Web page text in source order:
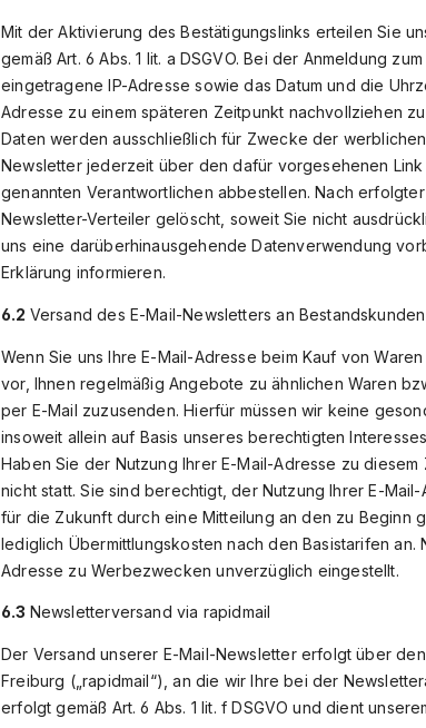
Mit der Aktivierung des Bestätigungslinks erteilen Sie
gemäß Art. 6 Abs. 1 lit. a DSGVO. Bei der Anmeldung
eingetragene IP-Adresse sowie das Datum und die
Adresse zu einem späteren Zeitpunkt nachvollziehen
Daten werden ausschließlich für Zwecke der
Newsletter jederzeit über den dafür vorgesehenen
genannten Verantwortlichen abbestellen. Nach
Newsletter-Verteiler gelöscht, soweit Sie nicht
uns eine darüberhinausgehende Datenverwendung
Erklärung informieren.
6.2 Versand des E-Mail-Newsletters an Bestandskunden
Wenn Sie uns Ihre E-Mail-Adresse beim Kauf von
vor, Ihnen regelmäßig Angebote zu ähnlichen Waren
per E-Mail zuzusenden. Hierfür müssen wir keine
insoweit allein auf Basis unseres berechtigten
Haben Sie der Nutzung Ihrer E-Mail-Adresse zu
nicht statt. Sie sind berechtigt, der Nutzung Ihrer E-
für die Zukunft durch eine Mitteilung an den zu Beginn
lediglich Übermittlungskosten nach den Basistarifen
Adresse zu Werbezwecken unverzüglich eingestellt.
6.3 Newsletterversand via rapidmail
Der Versand unserer E-Mail-Newsletter erfolgt über
Freiburg („rapidmail“), an die wir Ihre bei der
erfolgt gemäß Art. 6 Abs. 1 lit. f DSGVO und dient